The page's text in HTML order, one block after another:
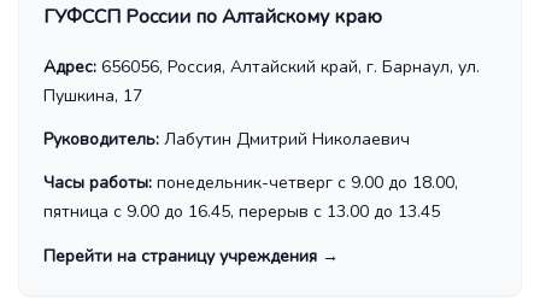
ГУФССП России по Алтайскому краю
Адрес: 656056, Россия, Алтайский край, г. Барнаул, ул.
Пушкина, 17
Руководитель: Лабутин Дмитрий Николаевич
Часы работы: понедельник-четверг с 9.00 до 18.00,
пятница с 9.00 до 16.45, перерыв с 13.00 до 13.45
Перейти на страницу учреждения →